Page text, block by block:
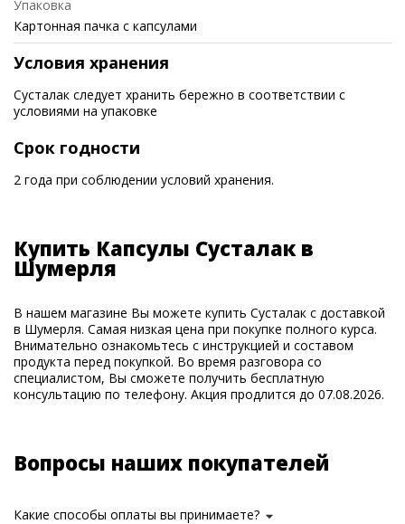
Упаковка
Картонная пачка с капсулами
Условия хранения
Сусталак следует хранить бережно в соответствии с
условиями на упаковке
Срок годности
2 года при соблюдении условий хранения.
Купить Капсулы Сусталак в
Шумерля
В нашем магазине Вы можете купить Сусталак с доставкой
в Шумерля. Самая низкая цена при покупке полного курса.
Внимательно ознакомьтесь с инструкцией и составом
продукта перед покупкой. Во время разговора со
специалистом, Вы сможете получить бесплатную
консультацию по телефону. Акция продлится до 07.08.2026.
Вопросы наших покупателей
Какие способы оплаты вы принимаете?